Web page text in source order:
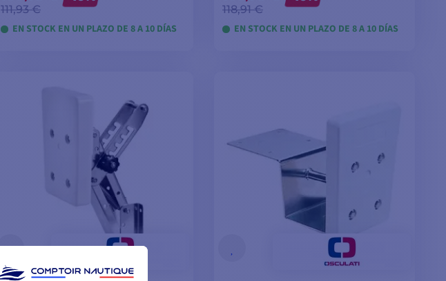
111,93 €
EN STOCK EN UN PLAZO DE 8 A 10 DÍAS
118,91 €
EN STOCK EN UN PLAZO DE 8 A 10 DÍAS